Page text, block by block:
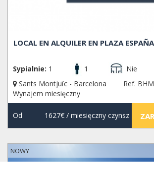
LOCAL EN ALQUILER EN PLAZA ESPAÑA
Sypialnie: 1 1 Nie
Sants Montjuïc - Barcelona
Ref.
Wynajem miesięczny
Od 1627€/ miesięczny czynsz
NOWY